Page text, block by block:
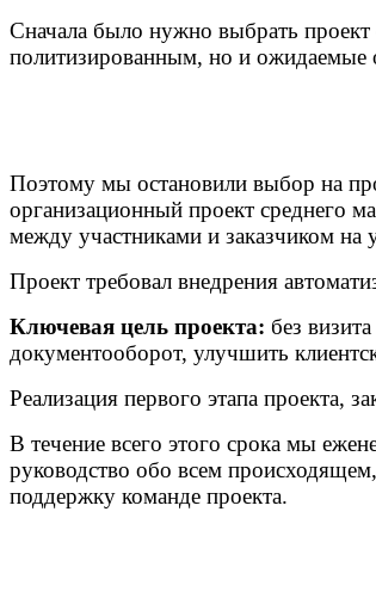
Сначала было нужно выбрать
политизированным, но и ожидаемые
Поэтому мы остановили выбор на
организационный проект среднего
между участниками и заказчиком на
Проект требовал внедрения
Ключевая цель проекта: без
документооборот, улучшить
Реализация первого этапа проекта,
В течение всего этого срока мы
руководство обо всем
поддержку команде проекта.